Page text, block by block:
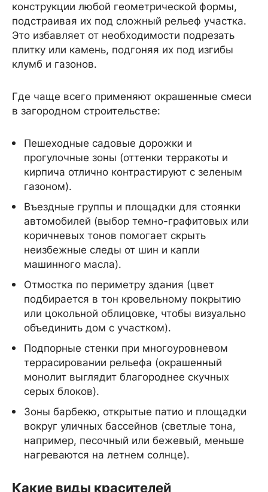
конструкции любой геометрической формы,
подстраивая их под сложный рельеф участка.
Это избавляет от необходимости подрезать
плитку или камень, подгоняя их под изгибы
клумб и газонов.
Где чаще всего применяют окрашенные смеси
в загородном строительстве:
Пешеходные садовые дорожки и
прогулочные зоны (оттенки терракоты и
кирпича отлично контрастируют с зеленым
газоном).
Въездные группы и площадки для стоянки
автомобилей (выбор темно-графитовых или
коричневых тонов помогает скрыть
неизбежные следы от шин и капли
машинного масла).
Отмостка по периметру здания (цвет
подбирается в тон кровельному покрытию
или цокольной облицовке, чтобы визуально
объединить дом с участком).
Подпорные стенки при многоуровневом
террасировании рельефа (окрашенный
монолит выглядит благороднее скучных
серых блоков).
Зоны барбекю, открытые патио и площадки
вокруг уличных бассейнов (светлые тона,
например, песочный или бежевый, меньше
нагреваются на летнем солнце).
Какие виды красителей